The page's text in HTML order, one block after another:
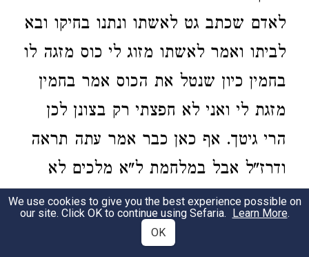
לאדם שכתב גט לאשתו ונתנו בחיקו ובא
לביתו ואמר לאשתו מזוג לי כוס מזגה לו
בחמין כיון שנטל את הכוס אמר בחמין
מזגת לי ואני לא חפצתי רק בצונן לכן
הרי גיטך. אף כאן כבר אמר עתה תראה
ודרז"ל אבל במלחמת ל"א מלכים לא
תראה וכן נבואת אלדד ומידד משה מת
ויהושע מכניס אלא שלא מצא מקום
We use cookies to give you the best experience possible on
our site. Click OK to continue using Sefaria. Learn More.
OK